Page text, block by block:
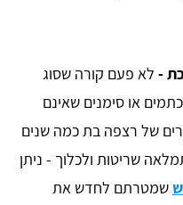
- לא פעם קורה שסוג
או סימנים שאינם
של רצפה בת כמה שנים
שריטות ולכלוך - ניתן
שמטרתם לחדש את